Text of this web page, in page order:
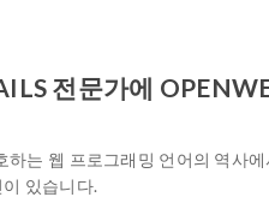
전문가에
하는 웹 프로그래밍 언어의 역사
있습니다.